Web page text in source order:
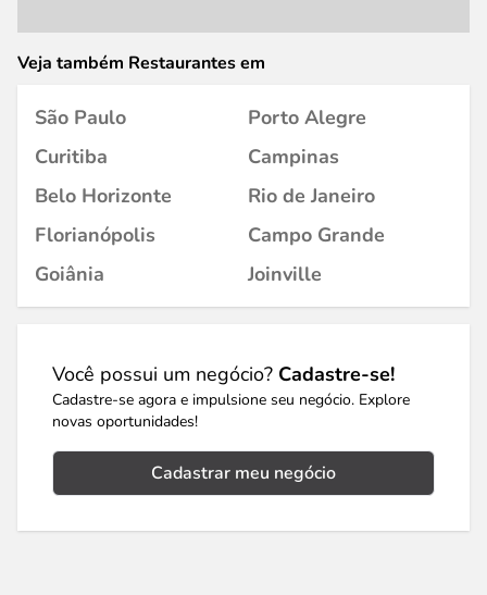
Veja também Restaurantes em
São Paulo
Porto Alegre
Curitiba
Campinas
Belo Horizonte
Rio de Janeiro
Florianópolis
Campo Grande
Goiânia
Joinville
Você possui um negócio? Cadastre-se!
Cadastre-se agora e impulsione seu negócio. Explore
novas oportunidades!
Cadastrar meu negócio